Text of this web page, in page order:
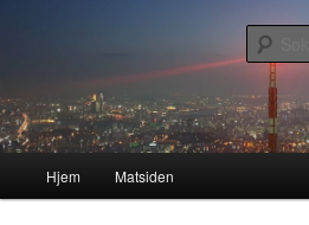
hovedinnholdet
Lasses hjemmeside
Hjem Matsiden